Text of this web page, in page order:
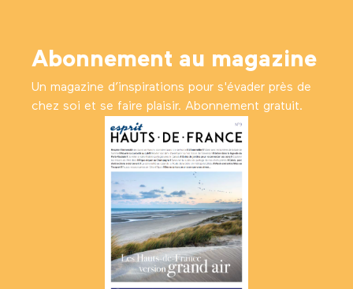
Abonnement au magazine
Un magazine d’inspirations pour s'évader près de
chez soi et se faire plaisir. Abonnement gratuit.